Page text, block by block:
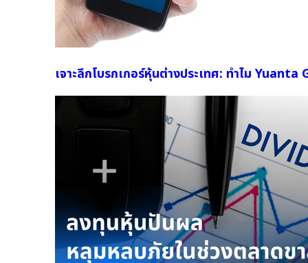
เจาะลึกโบรกเกอร์หุ้นต่างประเทศ: ทำไม